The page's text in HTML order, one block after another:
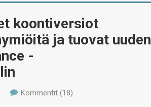
koontiversiot
ja tuovat uuden
-
Kommentit (18)